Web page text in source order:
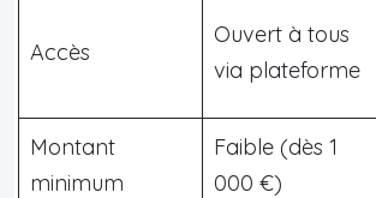
Accès
Ouvert à tous
via plateforme
Montant
minimum
Faible (dès 1
000 €)